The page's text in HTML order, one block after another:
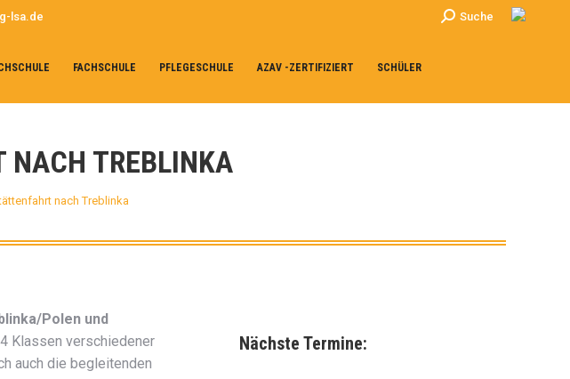
lsa.de Search:
Suche
FACHSCHULE PFLEGESCHULE AZAV -ZERTIFIZIERT SCHÜLER
NACH TREBLINKA
nach Treblinka
Polen und
Klassen verschiedener
auch die begleitenden
Nächste Termine: